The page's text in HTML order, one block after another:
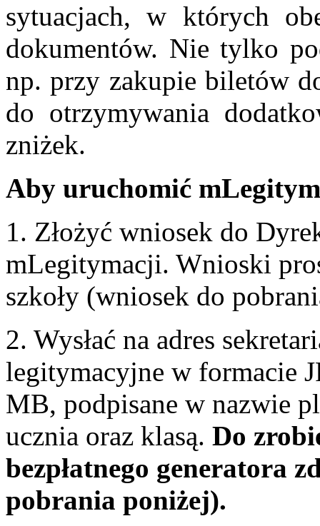
sytuacjach, w których
dokumentów. Nie tylko
np. przy zakupie biletów
do otrzymywania
zniżek.
Aby uruchomić
1. Złożyć wniosek do
mLegitymacji. Wnioski
szkoły (wniosek do
2. Wysłać na adres
legitymacyjne w formacie
MB, podpisane w nazwie
ucznia oraz klasą. Do
bezpłatnego generatora
pobrania poniżej).